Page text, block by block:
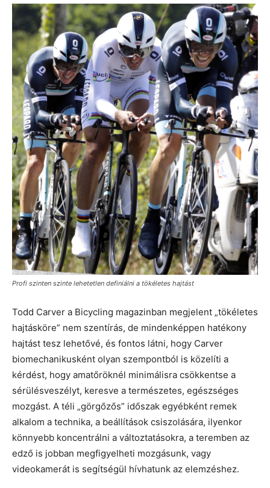
Profi szinten szinte lehetetlen definiálni a tökéletes hajtást
Todd Carver a Bicycling magazinban megjelent „tökéletes
hajtásköre” nem szentírás, de mindenképpen hatékony
hajtást tesz lehetővé, és fontos látni, hogy Carver
biomechanikusként olyan szempontból is közelíti a
kérdést, hogy amatőröknél minimálisra csökkentse a
sérülésveszélyt, keresve a természetes, egészséges
mozgást. A téli „görgőzős” időszak egyébként remek
alkalom a technika, a beállítások csiszolására, ilyenkor
könnyebb koncentrálni a változtatásokra, a teremben az
edző is jobban megfigyelheti mozgásunk, vagy
videokamerát is segítségül hívhatunk az elemzéshez.